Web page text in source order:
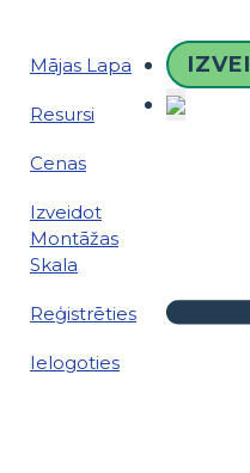
Mājas Lapa
Resursi
Cenas
Izveidot
Montāžas
Skala
Reģistrēties
Ielogoties